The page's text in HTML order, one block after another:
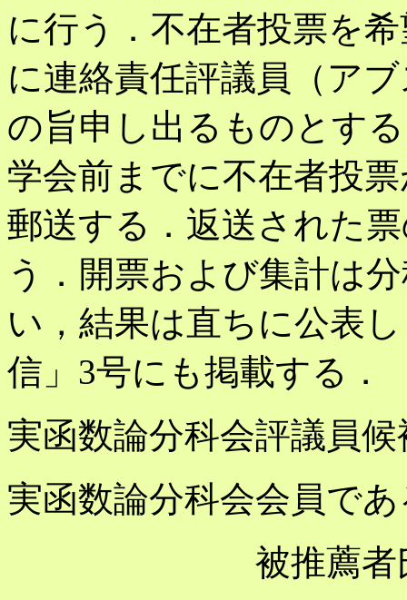
に行う．不在者投票を
に連絡責任評議員（ア
の旨申し出るものとす
学会前までに不在者投
郵送する．返送された
う．開票および集計は
い，結果は直ちに公表
信」3号にも掲載する．
実函数論分科会評議員
実函数論分科会会員で
被推薦者氏名